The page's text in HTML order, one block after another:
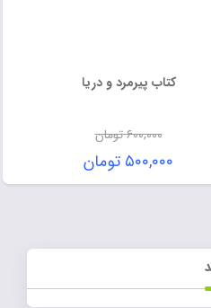
کتاب پیرمرد و دریا
۶۰۰,۰۰۰تومان
۵۰۰,۰۰۰تومان